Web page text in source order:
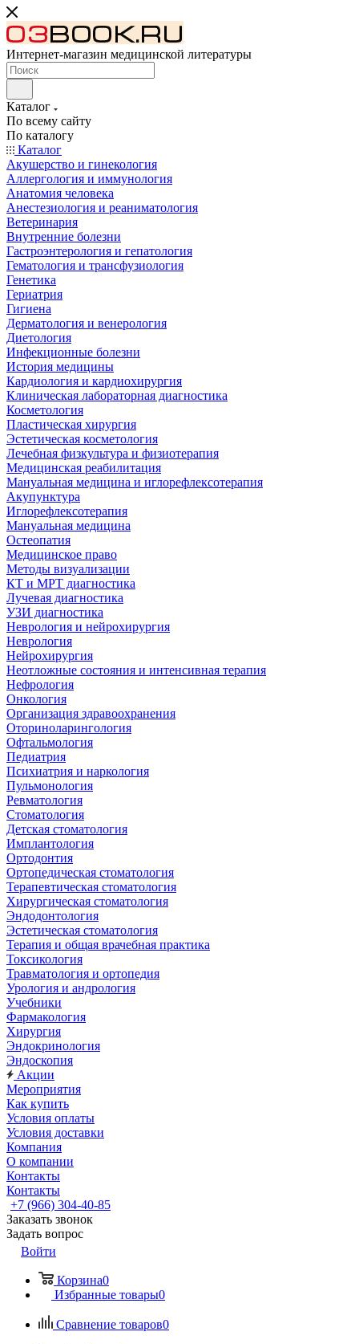
Интернет-магазин медицинской литературы
Каталог
По всему сайту
По каталогу
Каталог
Акушерство и гинекология
Аллергология и иммунология
Анатомия человека
Анестезиология и реаниматология
Ветеринария
Внутренние болезни
Гастроэнтерология и гепатология
Гематология и трансфузиология
Генетика
Гериатрия
Гигиена
Дерматология и венерология
Диетология
Инфекционные болезни
История медицины
Кардиология и кардиохирургия
Клиническая лабораторная диагностика
Косметология
Пластическая хирургия
Эстетическая косметология
Лечебная физкультура и физиотерапия
Медицинская реабилитация
Мануальная медицина и иглорефлексотерапия
Акупунктура
Иглорефлексотерапия
Мануальная медицина
Остеопатия
Медицинское право
Методы визуализации
КТ и МРТ диагностика
Лучевая диагностика
УЗИ диагностика
Неврология и нейрохирургия
Неврология
Нейрохирургия
Неотложные состояния и интенсивная терапия
Нефрология
Онкология
Организация здравоохранения
Оториноларингология
Офтальмология
Педиатрия
Психиатрия и наркология
Пульмонология
Ревматология
Стоматология
Детская стоматология
Имплантология
Ортодонтия
Ортопедическая стоматология
Терапевтическая стоматология
Хирургическая стоматология
Эндодонтология
Эстетическая стоматология
Терапия и общая врачебная практика
Токсикология
Травматология и ортопедия
Урология и андрология
Учебники
Фармакология
Хирургия
Эндокринология
Эндоскопия
Акции
Мероприятия
Как купить
Условия оплаты
Условия доставки
Компания
О компании
Контакты
Контакты
+7 (966) 304-40-85
Заказать звонок
Задать вопрос
Войти
Корзина0
Избранные товары0
Сравнение товаров0